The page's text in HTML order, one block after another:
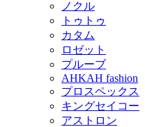
ノクル
トゥトゥ
カタム
ロゼット
プルーブ
AHKAH fashion
プロスペックス
キングセイコー
アストロン